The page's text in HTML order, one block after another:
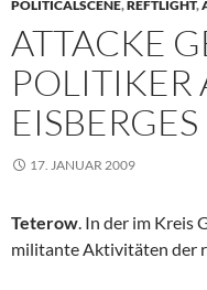
POLITICALSCENE,REFTLIGHT,
ATTACKE
POLITIKER
EISBERGES
17. JANUAR 2009
Teterow. In der im Kreis
militante Aktivitäten der